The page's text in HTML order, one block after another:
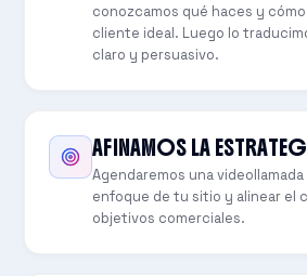
conozcamos qué haces y
cliente ideal. Luego lo
claro y persuasivo.
AFINAMOS LA
Agendaremos una
enfoque de tu sitio y alinear el
objetivos comerciales.